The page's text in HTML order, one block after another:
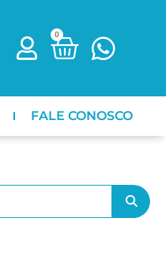
0
FALE CONOSCO